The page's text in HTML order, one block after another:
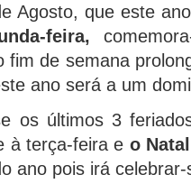
Agosto, que este
feira,
fim de semana
ano será a um
os últimos 3
à terça-feira e o
ano pois irá